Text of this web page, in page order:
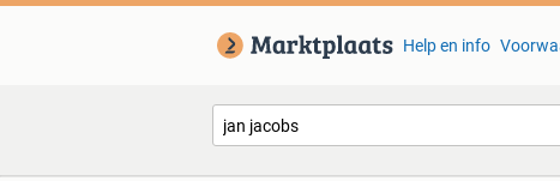
Help en info